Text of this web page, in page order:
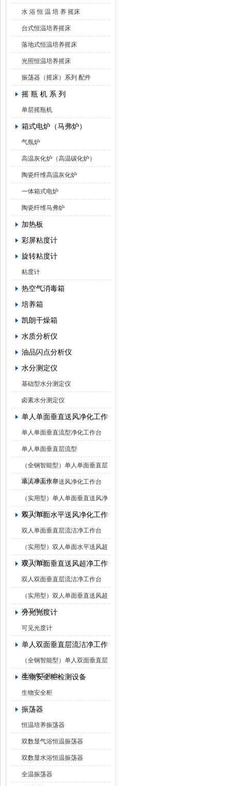
水 浴 恒 温 培 养 摇床
台式恒温培养摇床
落地式恒温培养摇床
光照恒温培养摇床
振荡器（摇床）系列 配件
摇 瓶 机 系 列
单层摇瓶机
箱式电炉（马弗炉）
气氛炉
高温灰化炉（高温碳化炉）
陶瓷纤维高温灰化炉
一体箱式电炉
陶瓷纤维马弗炉
加热板
彩屏粘度计
旋转粘度计
粘度计
热空气消毒箱
培养箱
凯朗干燥箱
水质分析仪
油品闪点分析仪
水分测定仪
基础型水分测定仪
卤素水分测定仪
单人单面垂直送风净化工作台
单人单面垂直流型净化工作台
单人单面垂直层流型
（全钢智能型）单人单面垂直层
流洁净工作台
单人单面水平送风净化工作台
（实用型）单人单面垂直送风净
化工作台
双人单面水平送风净化工作台
双人单面垂直层流洁净工作台
（实用型）双人单面水平送风超
净工作台
双人单面垂直送风超净工作台
双人双面垂直层流洁净工作台
（实用型）双人单面垂直送风超
净工作台
分光光度计
可见光度计
单人双面垂直层流洁净工作台
（全钢智能型）单人双面垂直层
流洁净工作台
生物安全柜检测设备
生物安全柜
振荡器
恒温培养振荡器
双数显气浴恒温振荡器
双数显水浴恒温振荡器
全温振荡器